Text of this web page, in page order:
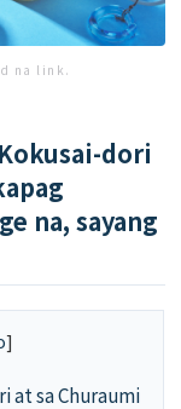
na link.
dori
na, sayang
]
at sa Churaumi